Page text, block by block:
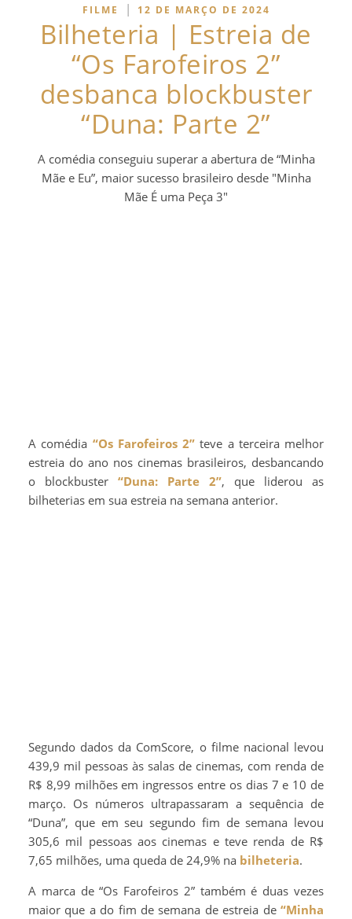
FILME | 12 DE MARÇO DE 2024
Bilheteria | Estreia de
“Os Farofeiros 2”
desbanca blockbuster
“Duna: Parte 2”
A comédia conseguiu superar a abertura de “Minha
Mãe e Eu”, maior sucesso brasileiro desde "Minha
Mãe É uma Peça 3"
A comédia “Os Farofeiros 2” teve a terceira melhor
estreia do ano nos cinemas brasileiros, desbancando
o blockbuster “Duna: Parte 2”, que liderou as
bilheterias em sua estreia na semana anterior.
Segundo dados da ComScore, o filme nacional levou
439,9 mil pessoas às salas de cinemas, com renda de
R$ 8,99 milhões em ingressos entre os dias 7 e 10 de
março. Os números ultrapassaram a sequência de
“Duna”, que em seu segundo fim de semana levou
305,6 mil pessoas aos cinemas e teve renda de R$
7,65 milhões, uma queda de 24,9% na bilheteria.
A marca de “Os Farofeiros 2” também é duas vezes
maior que a do fim de semana de estreia de “Minha